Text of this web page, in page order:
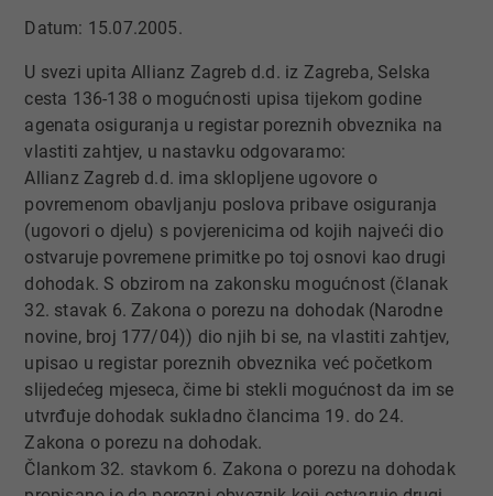
Datum: 15.07.2005.
U svezi upita Allianz Zagreb d.d. iz Zagreba, Selska
cesta 136-138 o mogućnosti upisa tijekom godine
agenata osiguranja u registar poreznih obveznika na
vlastiti zahtjev, u nastavku odgovaramo:
Allianz Zagreb d.d. ima sklopljene ugovore o
povremenom obavljanju poslova pribave osiguranja
(ugovori o djelu) s povjerenicima od kojih najveći dio
ostvaruje povremene primitke po toj osnovi kao drugi
dohodak. S obzirom na zakonsku mogućnost (članak
32. stavak 6. Zakona o porezu na dohodak (Narodne
novine, broj 177/04)) dio njih bi se, na vlastiti zahtjev,
upisao u registar poreznih obveznika već početkom
slijedećeg mjeseca, čime bi stekli mogućnost da im se
utvrđuje dohodak sukladno člancima 19. do 24.
Zakona o porezu na dohodak.
Člankom 32. stavkom 6. Zakona o porezu na dohodak